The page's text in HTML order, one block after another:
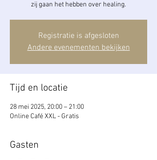
zij gaan het hebben over healing.
Registratie is afgesloten
Andere evenementen bekijken
Tijd en locatie
28 mei 2025, 20:00 – 21:00
Online Café XXL - Gratis
Gasten